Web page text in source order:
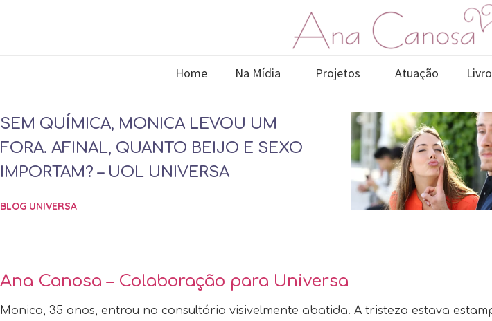
Home Na Mídia Projetos Atuação
SEM QUÍMICA, MONICA LEVOU UM
FORA. AFINAL, QUANTO BEIJO E SEXO
IMPORTAM? – UOL UNIVERSA
BLOG UNIVERSA
Ana Canosa – Colaboração para Universa
Monica, 35 anos, entrou no consultório visivelmente abatida. A tristeza estava